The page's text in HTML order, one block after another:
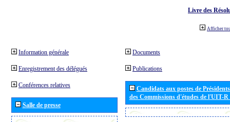
Livre des
Afficher
Information générale
Enregistrement des délégués
Conférences relatives
Salle de presse
Documents
Publications
Candidats aux postes de
des Commissions d'études de l'UIT-